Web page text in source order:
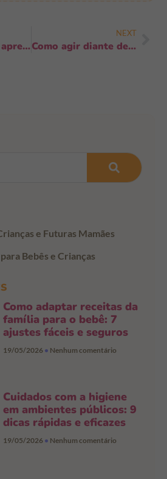
Quando o bebê apresenta rigidez muscular: sinais, causas e o que fazer já
NEXT
Como agir diante de episódios de falta de ar: 5 ações rápidas e seguras
e Futuras Mamães
Bebês e Crianças
Como adaptar receitas da
família para o bebê: 7
ajustes fáceis e seguros
19/05/2026 Nenhum comentário
Cuidados com a higiene
em ambientes públicos: 9
dicas rápidas e eficazes
19/05/2026 Nenhum comentário